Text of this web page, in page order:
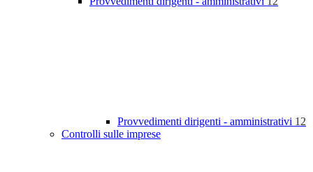
Provvedimenti dirigenti - amministrativi 12
Controlli sulle imprese